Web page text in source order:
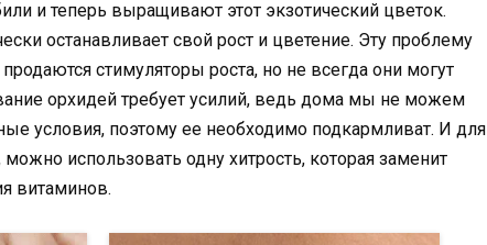
и теперь выращивают этот экзотический цветок.
останавливает свой рост и цветение. Эту проблему
стимуляторы роста, но не всегда они могут
орхидей требует усилий, ведь дома мы не можем
условия, поэтому ее необходимо подкармливат. И для
использовать одну хитрость, которая заменит
витаминов.